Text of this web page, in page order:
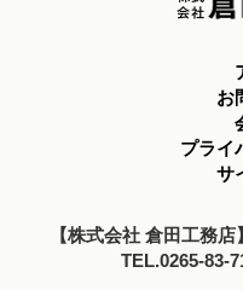
お
プライ
サ
【株式会社 倉田工務
TEL.0265-83-